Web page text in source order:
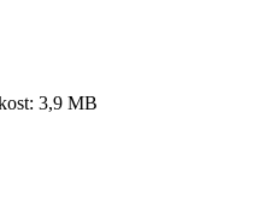
3,9 MB